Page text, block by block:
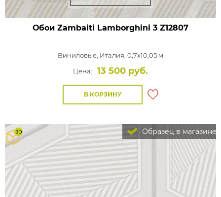
Обои Zambaiti Lamborghini 3 Z12807
Виниловые, Италия, 0,7x10,05 м
Цена:
13 500 руб.
В КОРЗИНУ
Образец в магазине